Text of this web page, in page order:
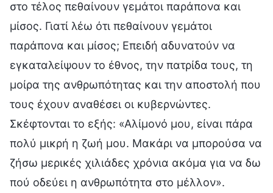
στο τέλος πεθαίνουν γεμάτοι παράπονα και
μίσος. Γιατί λέω ότι πεθαίνουν γεμάτοι
παράπονα και μίσος; Επειδή αδυνατούν να
εγκαταλείψουν το έθνος, την πατρίδα τους, τη
μοίρα της ανθρωπότητας και την αποστολή που
τους έχουν αναθέσει οι κυβερνώντες.
Σκέφτονται το εξής: «Αλίμονό μου, είναι πάρα
πολύ μικρή η ζωή μου. Μακάρι να μπορούσα να
ζήσω μερικές χιλιάδες χρόνια ακόμα για να δω
πού οδεύει η ανθρωπότητα στο μέλλον».